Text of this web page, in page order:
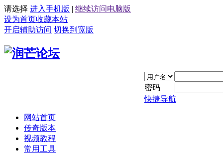
请选择 进入手机版 | 继续访问电脑版
设为首页收藏本站
开启辅助访问 切换到宽版
密码
快捷导航
网站首页
传奇版本
视频教程
常用工具